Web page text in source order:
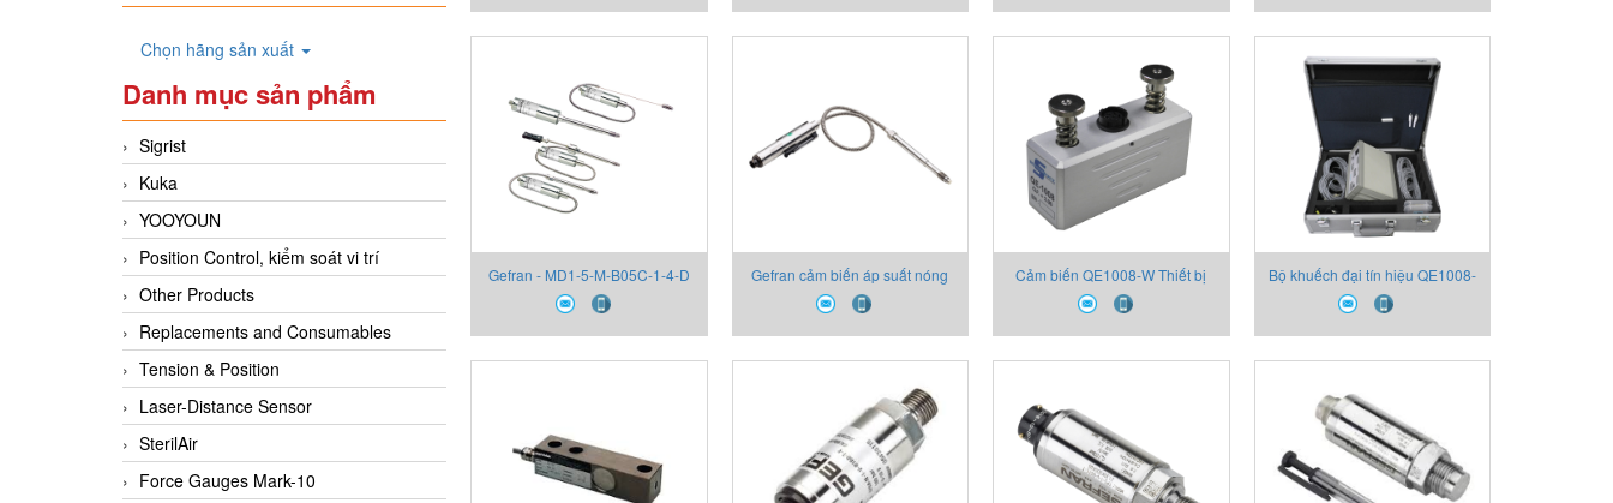
Chọn hãng sản xuất
Danh mục sản phẩm
Sigrist
Kuka
YOOYOUN
Position Control, kiểm soát vi trí
Other Products
Replacements and Consumables
Tension & Position
Laser-Distance Sensor
SterilAir
Force Gauges Mark-10
Gefran - MD1-5-M-B05C-1-4-D
2130X004X00 cảm biến áp suất
Gefran
Gefran cảm biến áp suất nóng
chảy - Melt sensor Gefran
Cảm biến QE1008-W Thiết bị
Gefran
Bộ khuếch đại tín hiệu QE1008-
DU-4D Thiết bị Gefran